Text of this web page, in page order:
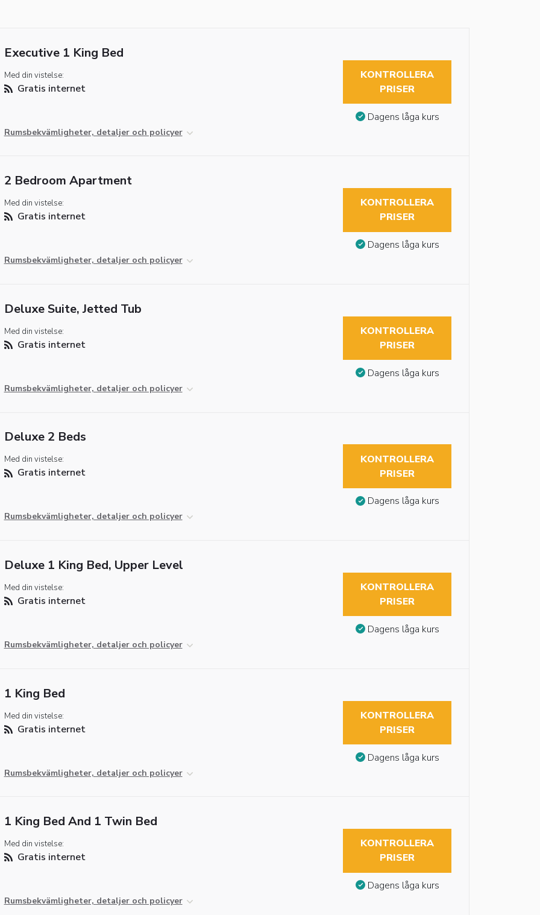
Executive 1 King Bed
Med din vistelse:
Gratis internet
Rumsbekvämligheter, detaljer och policyer
KONTROLLERA
PRISER
Dagens låga kurs
2 Bedroom Apartment
Med din vistelse:
Gratis internet
Rumsbekvämligheter, detaljer och policyer
KONTROLLERA
PRISER
Dagens låga kurs
Deluxe Suite, Jetted Tub
Med din vistelse:
Gratis internet
Rumsbekvämligheter, detaljer och policyer
KONTROLLERA
PRISER
Dagens låga kurs
Deluxe 2 Beds
Med din vistelse:
Gratis internet
Rumsbekvämligheter, detaljer och policyer
KONTROLLERA
PRISER
Dagens låga kurs
Deluxe 1 King Bed, Upper Level
Med din vistelse:
Gratis internet
Rumsbekvämligheter, detaljer och policyer
KONTROLLERA
PRISER
Dagens låga kurs
1 King Bed
Med din vistelse:
Gratis internet
Rumsbekvämligheter, detaljer och policyer
KONTROLLERA
PRISER
Dagens låga kurs
1 King Bed And 1 Twin Bed
Med din vistelse:
Gratis internet
Rumsbekvämligheter, detaljer och policyer
KONTROLLERA
PRISER
Dagens låga kurs